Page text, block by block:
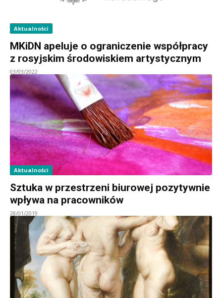
Aktualności
MKiDN apeluje o ograniczenie współpracy
z rosyjskim środowiskiem artystycznym
03/03/2022
Aktualności
Sztuka w przestrzeni biurowej pozytywnie
wpływa na pracowników
28/01/2019